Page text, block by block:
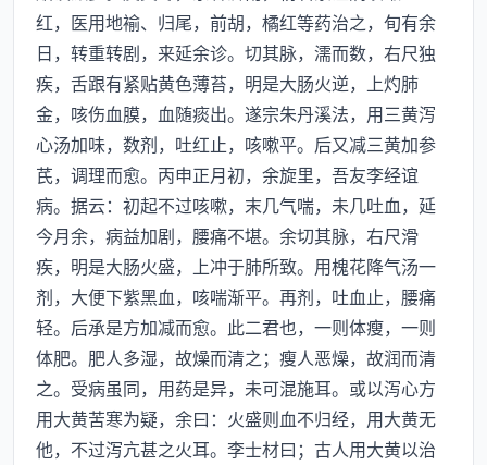
红，医用地褕、归尾，前胡，橘红等药治之，旬有余
日，转重转剧，来延余诊。切其脉，濡而数，右尺独
疾，舌跟有紧贴黄色薄苔，明是大肠火逆，上灼肺
金，咳伤血膜，血随痰出。遂宗朱丹溪法，用三黄泻
心汤加味，数剂，吐红止，咳嗽平。后又减三黄加参
芪，调理而愈。丙申正月初，余旋里，吾友李经谊
病。据云：初起不过咳嗽，末几气喘，未几吐血，延
今月余，病益加剧，腰痛不堪。余切其脉，右尺滑
疾，明是大肠火盛，上冲于肺所致。用槐花降气汤一
剂，大便下紫黑血，咳喘渐平。再剂，吐血止，腰痛
轻。后承是方加减而愈。此二君也，一则体瘦，一则
体肥。肥人多湿，故燥而清之；瘦人恶燥，故润而清
之。受病虽同，用药是异，未可混施耳。或以泻心方
用大黄苦寒为疑，余曰：火盛则血不归经，用大黄无
他，不过泻亢甚之火耳。李士材曰；古人用大黄以治